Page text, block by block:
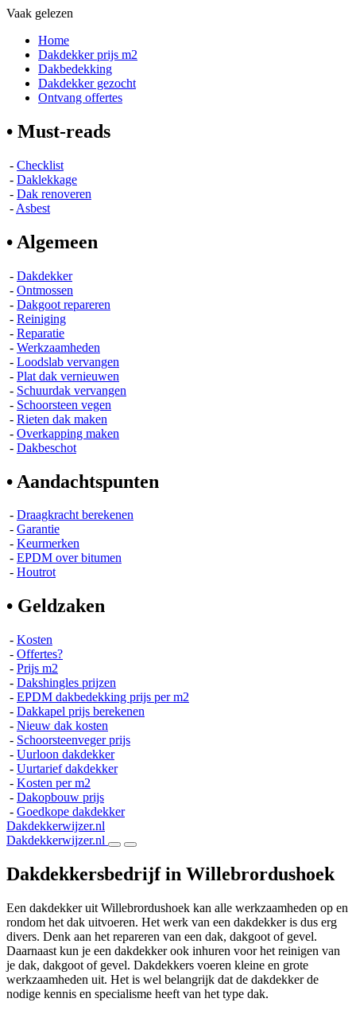
Vaak gelezen
Home
Dakdekker prijs m2
Dakbedekking
Dakdekker gezocht
Ontvang offertes
• Must-reads
- Checklist
- Daklekkage
- Dak renoveren
- Asbest
• Algemeen
- Dakdekker
- Ontmossen
- Dakgoot repareren
- Reiniging
- Reparatie
- Werkzaamheden
- Loodslab vervangen
- Plat dak vernieuwen
- Schuurdak vervangen
- Schoorsteen vegen
- Rieten dak maken
- Overkapping maken
- Dakbeschot
• Aandachtspunten
- Draagkracht berekenen
- Garantie
- Keurmerken
- EPDM over bitumen
- Houtrot
• Geldzaken
- Kosten
- Offertes?
- Prijs m2
- Dakshingles prijzen
- EPDM dakbedekking prijs per m2
- Dakkapel prijs berekenen
- Nieuw dak kosten
- Schoorsteenveger prijs
- Uurloon dakdekker
- Uurtarief dakdekker
- Kosten per m2
- Dakopbouw prijs
- Goedkope dakdekker
Dakdekkerwijzer.nl
Dakdekkerwijzer.nl
Dakdekkersbedrijf in Willebrordushoek
Een dakdekker uit Willebrordushoek kan alle werkzaamheden op en
rondom het dak uitvoeren. Het werk van een dakdekker is dus erg
divers. Denk aan het repareren van een dak, dakgoot of gevel.
Daarnaast kun je een dakdekker ook inhuren voor het reinigen van
je dak, dakgoot of gevel. Dakdekkers voeren kleine en grote
werkzaamheden uit. Het is wel belangrijk dat de dakdekker de
nodige kennis en specialisme heeft van het type dak.